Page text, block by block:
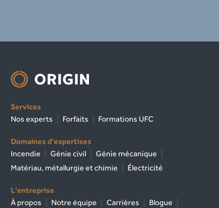
Services
Nos experts
Forfaits Formations UFC
Domaines d'expertises
Incendie
Génie civil
Génie mécanique
Matériau, métallurgie et chimie
Électricité
L'entreprise
À propos
Notre équipe Carrières
Blogue